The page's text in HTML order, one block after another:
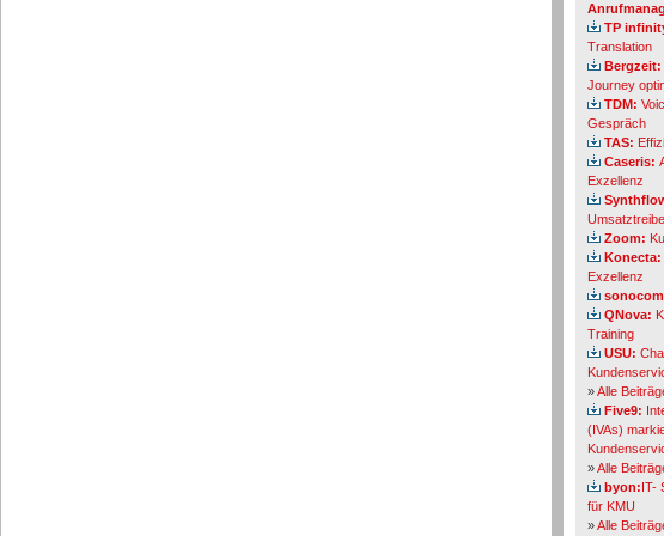
TP
Translation
Bergzeit:
Journey
TDM:
Gespräch
TAS:
Caseris:
Exzellenz
Zoom:
Konecta:
Exzellenz
QNova:
Training
USU:
»Alle
Five9:
(IVAs)
»Alle
byon:IT-
für KMU
»Alle